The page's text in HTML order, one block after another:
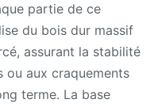
partie de ce
du bois dur massif
assurant la stabilité
ou aux craquements
terme. La base